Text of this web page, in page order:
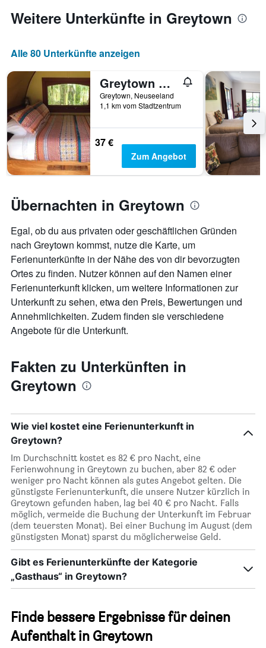
Weitere Unterkünfte in Greytown
Alle 80 Unterkünfte anzeigen
Greytown Campground
Greytown, Neuseeland
1,1 km vom Stadtzentrum
37 €
Zum Angebot
Übernachten in Greytown
Egal, ob du aus privaten oder geschäftlichen Gründen
nach Greytown kommst, nutze die Karte, um
Ferienunterkünfte in der Nähe des von dir bevorzugten
Ortes zu finden. Nutzer können auf den Namen einer
Ferienunterkunft klicken, um weitere Informationen zur
Unterkunft zu sehen, etwa den Preis, Bewertungen und
Annehmlichkeiten. Zudem finden sie verschiedene
Angebote für die Unterkunft.
Fakten zu Unterkünften in
Greytown
Wie viel kostet eine Ferienunterkunft in
Greytown?
Im Durchschnitt kostet es 82 € pro Nacht, eine
Ferienwohnung in Greytown zu buchen, aber 82 € oder
weniger pro Nacht können als gutes Angebot gelten. Die
günstigste Ferienunterkunft, die unsere Nutzer kürzlich in
Greytown gefunden haben, lag bei 40 € pro Nacht. Falls
möglich, vermeide die Buchung der Unterkunft im Februar
(dem teuersten Monat). Bei einer Buchung im August (dem
günstigsten Monat) sparst du möglicherweise Geld.
Gibt es Ferienunterkünfte der Kategorie
„Gasthaus“ in Greytown?
Finde bessere Ergebnisse für deinen
Aufenthalt in Greytown